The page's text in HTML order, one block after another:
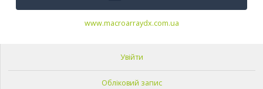
www.macroarraydx.com.ua
Увійти
Обліковий запис